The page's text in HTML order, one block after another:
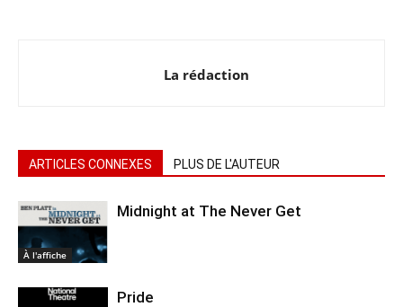
La rédaction
ARTICLES CONNEXES PLUS DE L'AUTEUR
À l'affiche
Midnight at The Never Get
Pride